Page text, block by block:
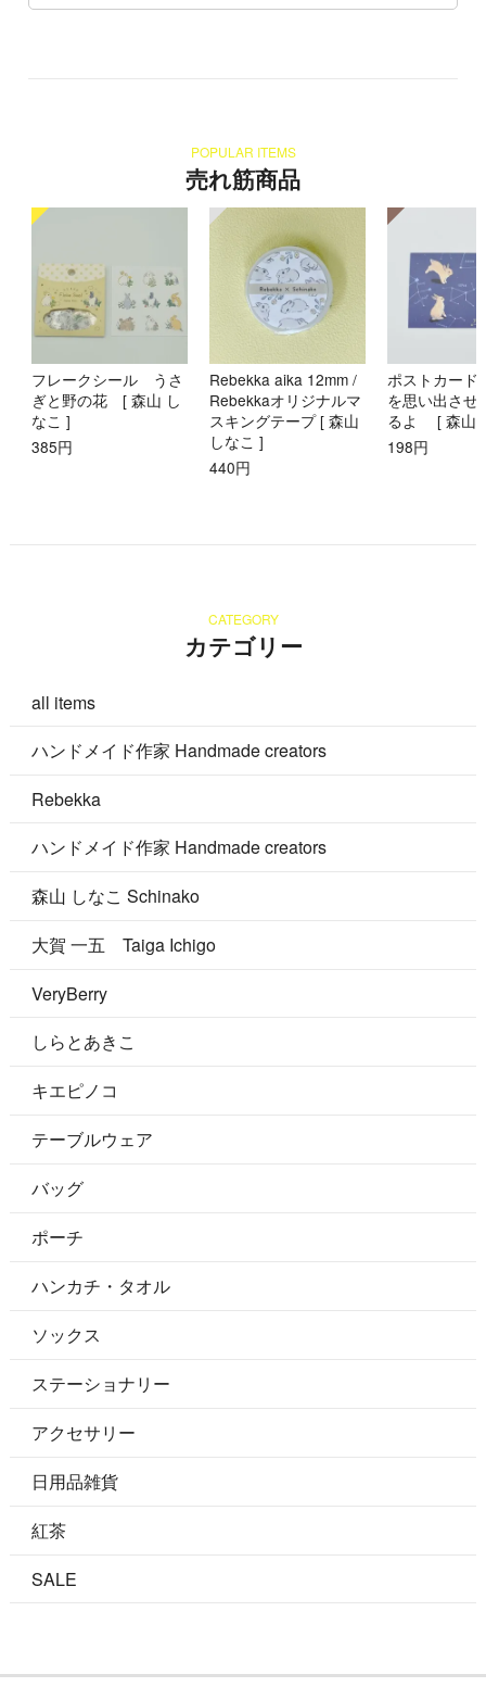
POPULAR ITEMS
売れ筋商品
フレークシール うさ
ぎと野の花 [ 森山 し
なこ ]
385円
Rebekka aika 12mm /
Rebekkaオリジナルマ
スキングテープ [ 森山
しなこ ]
440円
ポストカー
を思い出させ
るよ [ 森山
198円
CATEGORY
カテゴリー
all items
ハンドメイド作家 Handmade creators
Rebekka
ハンドメイド作家 Handmade creators
森山 しなこ Schinako
大賀 一五 Taiga Ichigo
VeryBerry
しらとあきこ
キエピノコ
テーブルウェア
バッグ
ポーチ
ハンカチ・タオル
ソックス
ステーショナリー
アクセサリー
日用品雑貨
紅茶
SALE